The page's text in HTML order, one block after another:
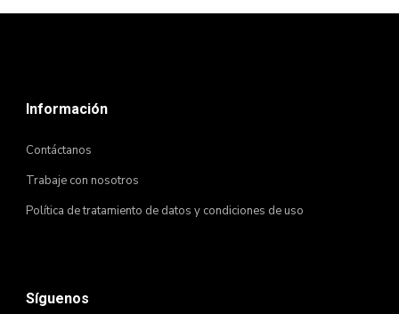
Información
Contáctanos
Trabaje con nosotros
Política de tratamiento de datos y condiciones de uso
Síguenos